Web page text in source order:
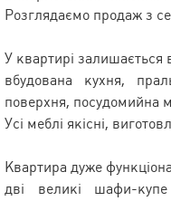
Розглядаємо продаж з
У квартирі залишається
вбудована кухня,
поверхня, посудомийна
Усі меблі якісні,
Квартира дуже
дві великі шафи-